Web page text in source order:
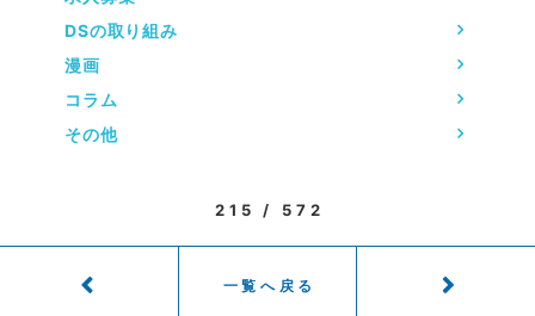
DSの取り組み
漫画
コラム
その他
215 / 572
一覧へ戻る